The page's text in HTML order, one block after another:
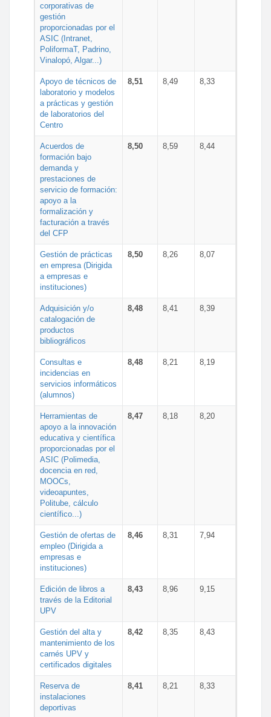
corporativas de
gestión
proporcionadas por el
ASIC (Intranet,
PoliformaT, Padrino,
Vinalopó, Algar...)
Apoyo de técnicos de
laboratorio y modelos
a prácticas y gestión
de laboratorios del
Centro
8,51 8,49 8,33
Acuerdos de
formación bajo
demanda y
prestaciones de
servicio de formación:
apoyo a la
formalización y
facturación a través
del CFP
8,50 8,59 8,44
Gestión de prácticas
en empresa (Dirigida
a empresas e
instituciones)
8,50 8,26 8,07
Adquisición y/o
catalogación de
productos
bibliográficos
8,48 8,41 8,39
Consultas e
incidencias en
servicios informáticos
(alumnos)
8,48 8,21 8,19
Herramientas de
apoyo a la innovación
educativa y científica
proporcionadas por el
ASIC (Polimedia,
docencia en red,
MOOCs,
videoapuntes,
Politube, cálculo
científico...)
8,47 8,18 8,20
Gestión de ofertas de
empleo (Dirigida a
empresas e
instituciones)
8,46 8,31 7,94
Edición de libros a
través de la Editorial
UPV
8,43 8,96 9,15
Gestión del alta y
mantenimiento de los
carnés UPV y
certificados digitales
8,42 8,35 8,43
Reserva de
instalaciones
deportivas
8,41 8,21 8,33